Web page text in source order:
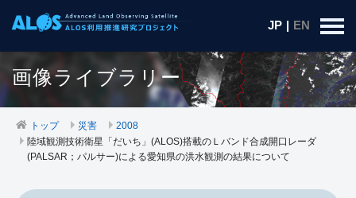
JP | EN
画像ライブラリー
トップ 災害
2008
陸域観測技術衛星「だいち」(ALOS)搭載のＬバンド合成開口レーダ
(PALSAR；パルサー)による愛知県の洪水観測の結果について